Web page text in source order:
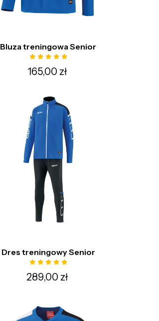
Bluza treningowa Senior
165,00 zł
Dres treningowy Senior
289,00 zł